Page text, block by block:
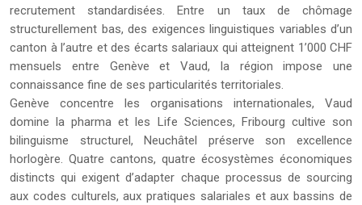
recrutement standardisées. Entre un taux de chômage
structurellement bas, des exigences linguistiques variables d’un
canton à l’autre et des écarts salariaux qui atteignent 1’000 CHF
mensuels entre Genève et Vaud, la région impose une
connaissance fine de ses particularités territoriales.
Genève concentre les organisations internationales, Vaud
domine la pharma et les Life Sciences, Fribourg cultive son
bilinguisme structurel, Neuchâtel préserve son excellence
horlogère. Quatre cantons, quatre écosystèmes économiques
distincts qui exigent d’adapter chaque processus de sourcing
aux codes culturels, aux pratiques salariales et aux bassins de